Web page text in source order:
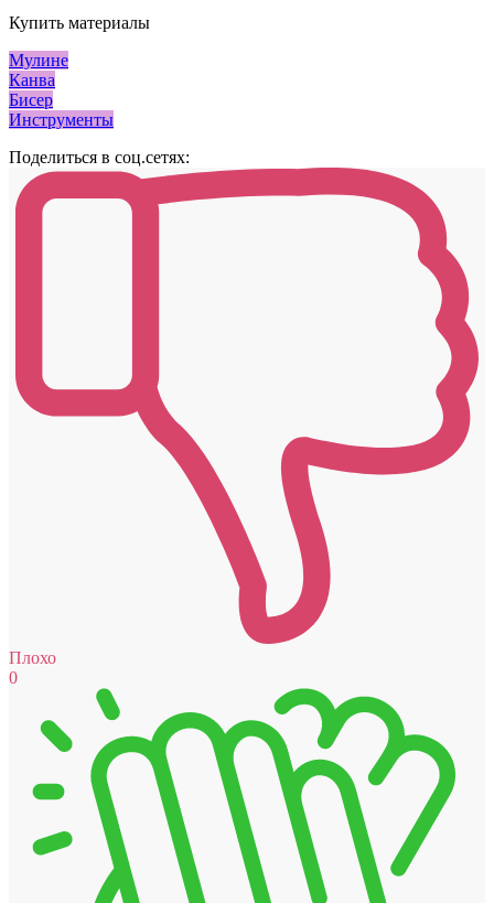
Купить материалы
Мулине
Канва
Бисер
Инструменты
Поделиться в соц.сетях:
Плохо
0